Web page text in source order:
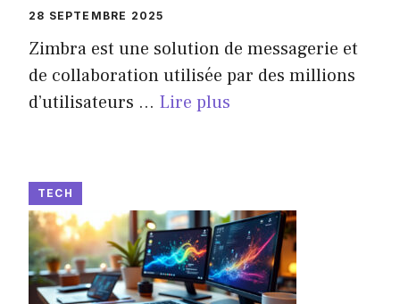
28 SEPTEMBRE 2025
Zimbra est une solution de messagerie et
de collaboration utilisée par des millions
d’utilisateurs ... Lire plus
TECH